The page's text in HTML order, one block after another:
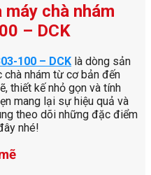
chà nhám
– DCK
100 – DCK là dòng sản
nhám từ cơ bản đến
thiết kế nhỏ gọn và tính
mang lại sự hiệu quả và
theo dõi những đặc điểm
nhé!